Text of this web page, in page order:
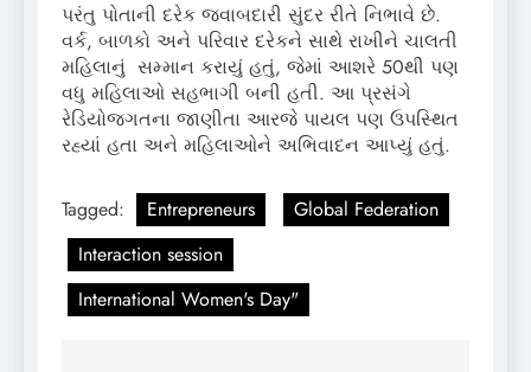
પરંતુ પોતાની દરેક જવાબદારી સુંદર રીતે નિભાવે છે.
વર્ક, બાળકો અને પરિવાર દરેકને સાથે રાખીને ચાલતી
મહિલાનું સમ્માન કરાયું હતું, જેમાં આશરે 50થી પણ
વધુ મહિલાઓ સહભાગી બની હતી. આ પ્રસંગે
રેડિયોજગતના જાણીતા આરજે પાયલ પણ ઉપસ્થિત
રહ્યાં હતા અને મહિલાઓને અભિવાદન આપ્યું હતું.
Tagged: Entrepreneurs
Global Federation
Interaction session
International Women's Day"